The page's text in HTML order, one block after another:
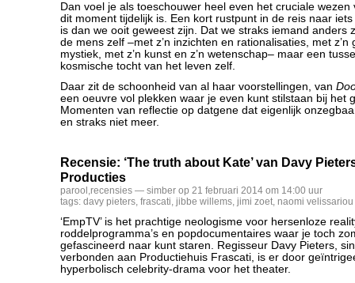
Dan voel je als toeschouwer heel even het cruciale wezen
dit moment tijdelijk is. Een kort rustpunt in de reis naar
is dan we ooit geweest zijn. Dat we straks iemand anders
de mens zelf –met z’n inzichten en rationalisaties, met z’n
mystiek, met z’n kunst en z’n wetenschap– maar een
kosmische tocht van het leven zelf.
Daar zit de schoonheid van al haar voorstellingen, van
een oeuvre vol plekken waar je even kunt stilstaan bij het
Momenten van reflectie op datgene dat eigenlijk
en straks niet meer.
Recensie: ‘The truth about Kate’ van Davy
Producties
parool ,recensies — simber op 21 februari 2014 om 14:00 uur
tags: davy pieters, frascati, jibbe willems, jimi zoet, naomi velissariou
‘EmpTV’ is het prachtige neologisme voor hersenloze
roddelprogramma’s en popdocumentaires waar je toch
gefascineerd naar kunt staren. Regisseur Davy Pieters,
verbonden aan Productiehuis Frascati, is er door
hyperbolisch celebrity-drama voor het theater.